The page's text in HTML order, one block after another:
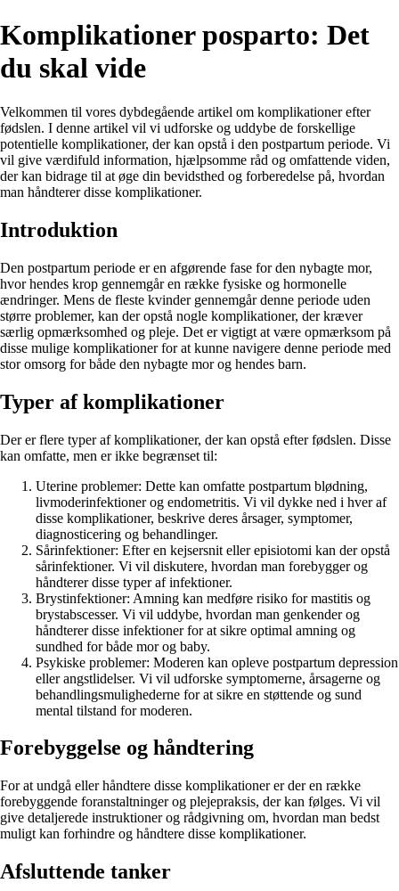
Komplikationer posparto: Det
du skal vide
Velkommen til vores dybdegående artikel om komplikationer efter
fødslen. I denne artikel vil vi udforske og uddybe de forskellige
potentielle komplikationer, der kan opstå i den postpartum periode. Vi
vil give værdifuld information, hjælpsomme råd og omfattende viden,
der kan bidrage til at øge din bevidsthed og forberedelse på, hvordan
man håndterer disse komplikationer.
Introduktion
Den postpartum periode er en afgørende fase for den nybagte mor,
hvor hendes krop gennemgår en række fysiske og hormonelle
ændringer. Mens de fleste kvinder gennemgår denne periode uden
større problemer, kan der opstå nogle komplikationer, der kræver
særlig opmærksomhed og pleje. Det er vigtigt at være opmærksom på
disse mulige komplikationer for at kunne navigere denne periode med
stor omsorg for både den nybagte mor og hendes barn.
Typer af komplikationer
Der er flere typer af komplikationer, der kan opstå efter fødslen. Disse
kan omfatte, men er ikke begrænset til:
Uterine problemer: Dette kan omfatte postpartum blødning,
livmoderinfektioner og endometritis. Vi vil dykke ned i hver af
disse komplikationer, beskrive deres årsager, symptomer,
diagnosticering og behandlinger.
Sårinfektioner: Efter en kejsersnit eller episiotomi kan der opstå
sårinfektioner. Vi vil diskutere, hvordan man forebygger og
håndterer disse typer af infektioner.
Brystinfektioner: Amning kan medføre risiko for mastitis og
brystabscesser. Vi vil uddybe, hvordan man genkender og
håndterer disse infektioner for at sikre optimal amning og
sundhed for både mor og baby.
Psykiske problemer: Moderen kan opleve postpartum depression
eller angstlidelser. Vi vil udforske symptomerne, årsagerne og
behandlingsmulighederne for at sikre en støttende og sund
mental tilstand for moderen.
Forebyggelse og håndtering
For at undgå eller håndtere disse komplikationer er der en række
forebyggende foranstaltninger og plejepraksis, der kan følges. Vi vil
give detaljerede instruktioner og rådgivning om, hvordan man bedst
muligt kan forhindre og håndtere disse komplikationer.
Afsluttende tanker